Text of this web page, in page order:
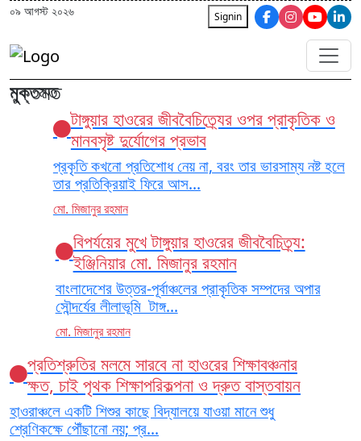
০৯ আগস্ট ২০২৬ Signin
মুক্তমত
মুক্তমত
টাঙ্গুয়ার হাওরের জীববৈচিত্র্যের ওপর প্রাকৃতিক ও
মানবসৃষ্ট দুর্যোগের প্রভাব
প্রকৃতি কখনো প্রতিশোধ নেয় না, বরং তার ভারসাম্য নষ্ট হলে
তার প্রতিক্রিয়াই ফিরে আস...
মো. মিজানুর রহমান
বিপর্যয়ের মুখে টাঙ্গুয়ার হাওরের জীববৈচিত্র্য:
ইঞ্জিনিয়ার মো. মিজানুর রহমান
বাংলাদেশের উত্তর-পূর্বাঞ্চলের প্রাকৃতিক সম্পদের অপার
সৌন্দর্যের লীলাভূমি টাঙ্গ...
মো. মিজানুর রহমান
প্রতিশ্রুতির মলমে সারবে না হাওরের শিক্ষাবঞ্চনার
ক্ষত, চাই পৃথক শিক্ষাপরিকল্পনা ও দ্রুত বাস্তবায়ন
হাওরাঞ্চলে একটি শিশুর কাছে বিদ্যালয়ে যাওয়া মানে শুধু
শ্রেণিকক্ষে পৌঁছানো নয়; প্র...